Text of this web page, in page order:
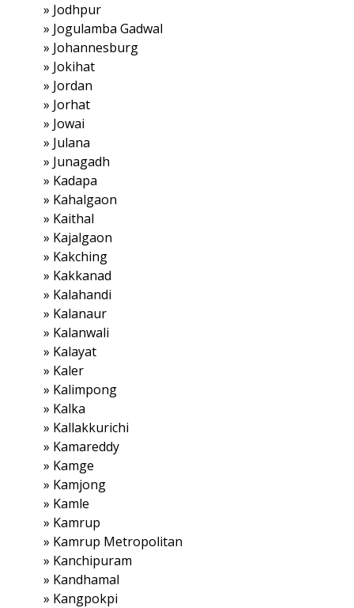
» Jodhpur
» Jogulamba Gadwal
» Johannesburg
» Jokihat
» Jordan
» Jorhat
» Jowai
» Julana
» Junagadh
» Kadapa
» Kahalgaon
» Kaithal
» Kajalgaon
» Kakching
» Kakkanad
» Kalahandi
» Kalanaur
» Kalanwali
» Kalayat
» Kaler
» Kalimpong
» Kalka
» Kallakkurichi
» Kamareddy
» Kamge
» Kamjong
» Kamle
» Kamrup
» Kamrup Metropolitan
» Kanchipuram
» Kandhamal
» Kangpokpi